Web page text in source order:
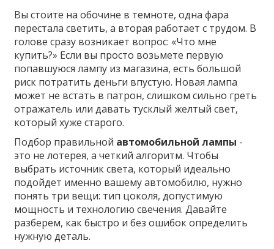
Вы стоите на обочине в темноте, одна фара
перестала светить, а вторая работает с трудом. В
голове сразу возникает вопрос: «Что мне
купить?» Если вы просто возьмете первую
попавшуюся лампу из магазина, есть большой
риск потратить деньги впустую. Новая лампа
может не встать в патрон, слишком сильно греть
отражатель или давать тусклый желтый свет,
который хуже старого.
Подбор правильной автомобильной лампы -
это не лотерея, а четкий алгоритм. Чтобы
выбрать источник света, который идеально
подойдет именно вашему автомобилю, нужно
понять три вещи: тип цоколя, допустимую
мощность и технологию свечения. Давайте
разберем, как быстро и без ошибок определить
нужную деталь.